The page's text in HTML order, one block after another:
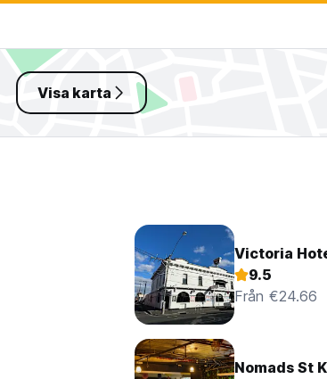
Visa karta
Victoria
9.5
Från €24.66
Nomads St